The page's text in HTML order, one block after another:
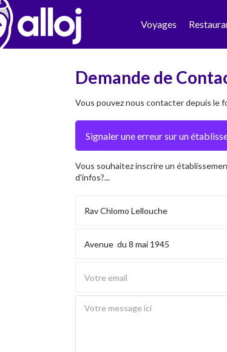
Voyages
Demande de
Vous pouvez nous contacter depuis le
Vous souhaitez inscrire un
d'infos?...